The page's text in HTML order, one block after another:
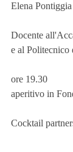
Elena Pontiggia
Docente
e al
ore 19.30
aperitivo in
Cocktail